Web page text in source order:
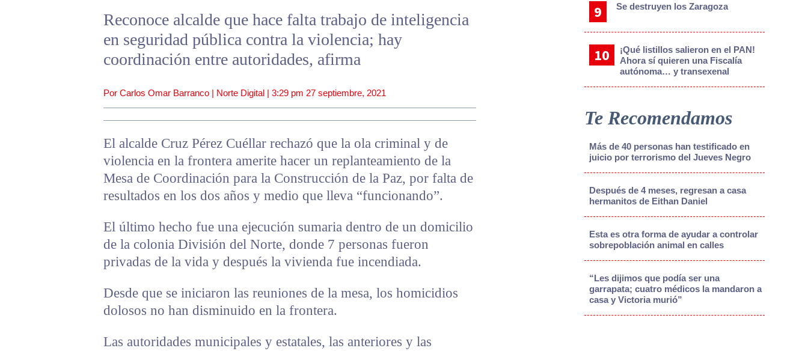
Reconoce alcalde que hace falta trabajo de inteligencia
en seguridad pública contra la violencia; hay
coordinación entre autoridades, afirma
Por Carlos Omar Barranco | Norte Digital | 3:29 pm 27 septiembre, 2021
El alcalde Cruz Pérez Cuéllar rechazó que la ola criminal y de
violencia en la frontera amerite hacer un replanteamiento de la
Mesa de Coordinación para la Construcción de la Paz, por falta de
resultados en los dos años y medio que lleva “funcionando”.
El último hecho fue una ejecución sumaria dentro de un domicilio
de la colonia División del Norte, donde 7 personas fueron
privadas de la vida y después la vivienda fue incendiada.
Desde que se iniciaron las reuniones de la mesa, los homicidios
dolosos no han disminuido en la frontera.
Las autoridades municipales y estatales, las anteriores y las
Se destruyen los Zaragoza
¡Qué listillos salieron en el PAN!
Ahora sí quieren una Fiscalía
autónoma… y transexenal
Te Recomendamos
Más de 40 personas han testificado en
juicio por terrorismo del Jueves Negro
Después de 4 meses, regresan a casa
hermanitos de Eithan Daniel
Esta es otra forma de ayudar a controlar
sobrepoblación animal en calles
“Les dijimos que podía ser una
garrapata; cuatro médicos la mandaron a
casa y Victoria murió”